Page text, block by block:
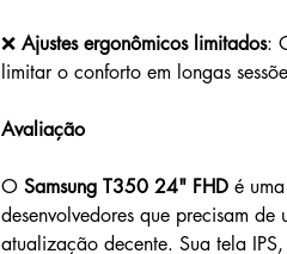
❌ Ajustes ergonômicos limitados:
limitar o conforto em longas
Avaliação
O Samsung T350 24" FHD é
desenvolvedores que precisam
atualização decente. Sua tela